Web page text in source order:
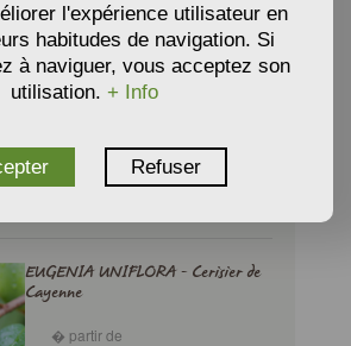
ERIOBOTRYA JAPONICA -
NÉFLIER DU JAPON TANAKA
� partir de
AJOUTER AU PANIER
EUGENIA UNIFLORA - Cerisier de
Cayenne
� partir de
l'expérience utilisateur en
habitudes de navigation. Si
à naviguer, vous acceptez son
utilisation. + Info
Refuser